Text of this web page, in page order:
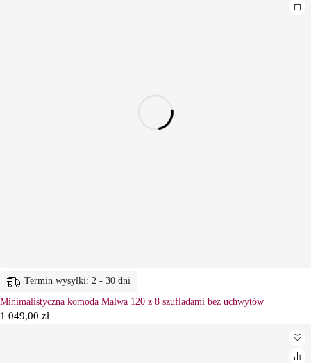
Termin wysyłki: 2 - 30 dni
Minimalistyczna komoda Malwa 120 z 8 szufladami bez uchwytów
1 049,00 zł